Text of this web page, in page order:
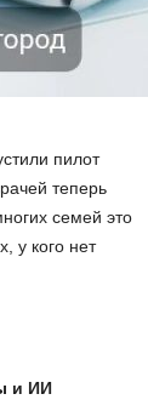
пилот
теперь
семей это
у кого нет
и ИИ